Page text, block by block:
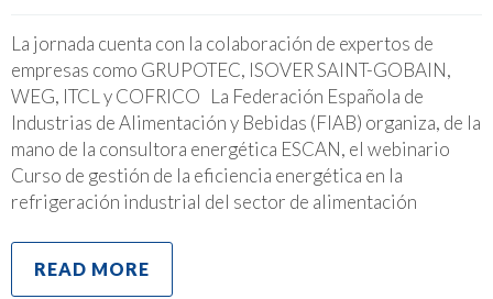
La jornada cuenta con la colaboración de expertos de
empresas como GRUPOTEC, ISOVER SAINT-GOBAIN,
WEG, ITCL y COFRICO La Federación Española de
Industrias de Alimentación y Bebidas (FIAB) organiza, de la
mano de la consultora energética ESCAN, el webinario
Curso de gestión de la eficiencia energética en la
refrigeración industrial del sector de alimentación
READ MORE